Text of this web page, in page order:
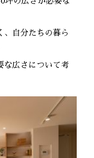
、自分たちの暮ら
な広さについて考